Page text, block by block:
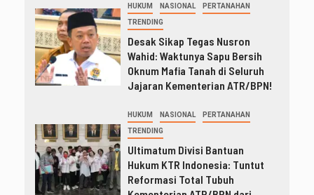
HUKUM NASIONAL PERTANAHAN
TRENDING
Desak Sikap Tegas Nusron
Wahid: Waktunya Sapu Bersih
Oknum Mafia Tanah di Seluruh
Jajaran Kementerian ATR/BPN!
HUKUM NASIONAL PERTANAHAN
TRENDING
Ultimatum Divisi Bantuan
Hukum KTR Indonesia: Tuntut
Reformasi Total Tubuh